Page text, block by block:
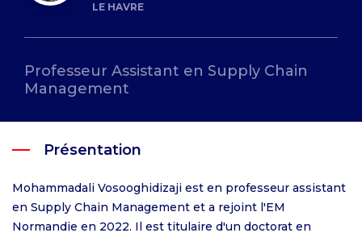
LE HAVRE
Professeur Assistant en Supply Chain
Management
Présentation
Mohammadali Vosooghidizaji est en professeur assistant
en Supply Chain Management et a rejoint l'EM
Normandie en 2022. Il est titulaire d'un doctorat en